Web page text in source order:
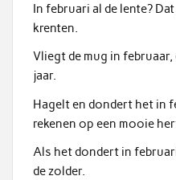
In februari al de lente?
krenten.
Vliegt de mug in
jaar.
Hagelt en dondert het in
rekenen op een mooie
Als het dondert in
de zolder.